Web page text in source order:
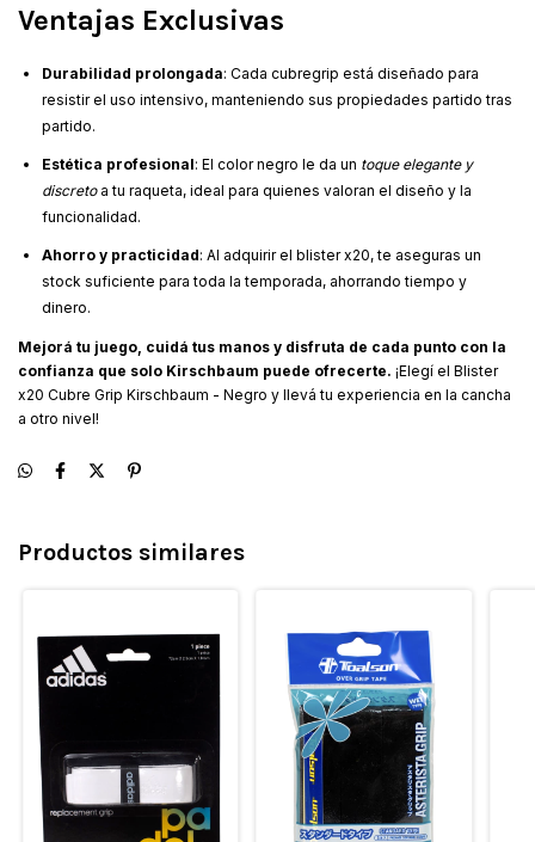
Ventajas Exclusivas
Durabilidad prolongada: Cada cubregrip está diseñado para
resistir el uso intensivo, manteniendo sus propiedades partido tras
partido.
Estética profesional: El color negro le da un toque elegante y
discretoa tu raqueta, ideal para quienes valoran el diseño y la
funcionalidad.
Ahorro y practicidad: Al adquirir el blister x20, te aseguras un
stock suficiente para toda la temporada, ahorrando tiempo y
dinero.
Mejorá tu juego, cuidá tus manos y disfruta de cada punto con la
confianza que solo Kirschbaum puede ofrecerte. ¡Elegí el Blister
x20 Cubre Grip Kirschbaum - Negro y llevá tu experiencia en la cancha
a otro nivel!
Productos similares